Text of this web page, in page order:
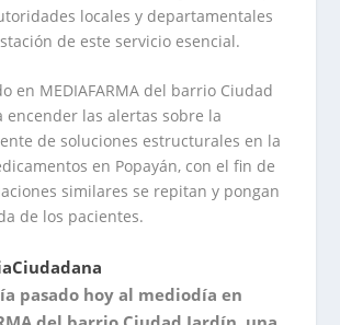
locales y departamentales
de este servicio esencial.
en MEDIAFARMA del barrio Ciudad
encender las alertas sobre la
de soluciones estructurales en la
en Popayán, con el fin de
similares se repitan y pongan
de los pacientes.
pasado hoy al mediodía en